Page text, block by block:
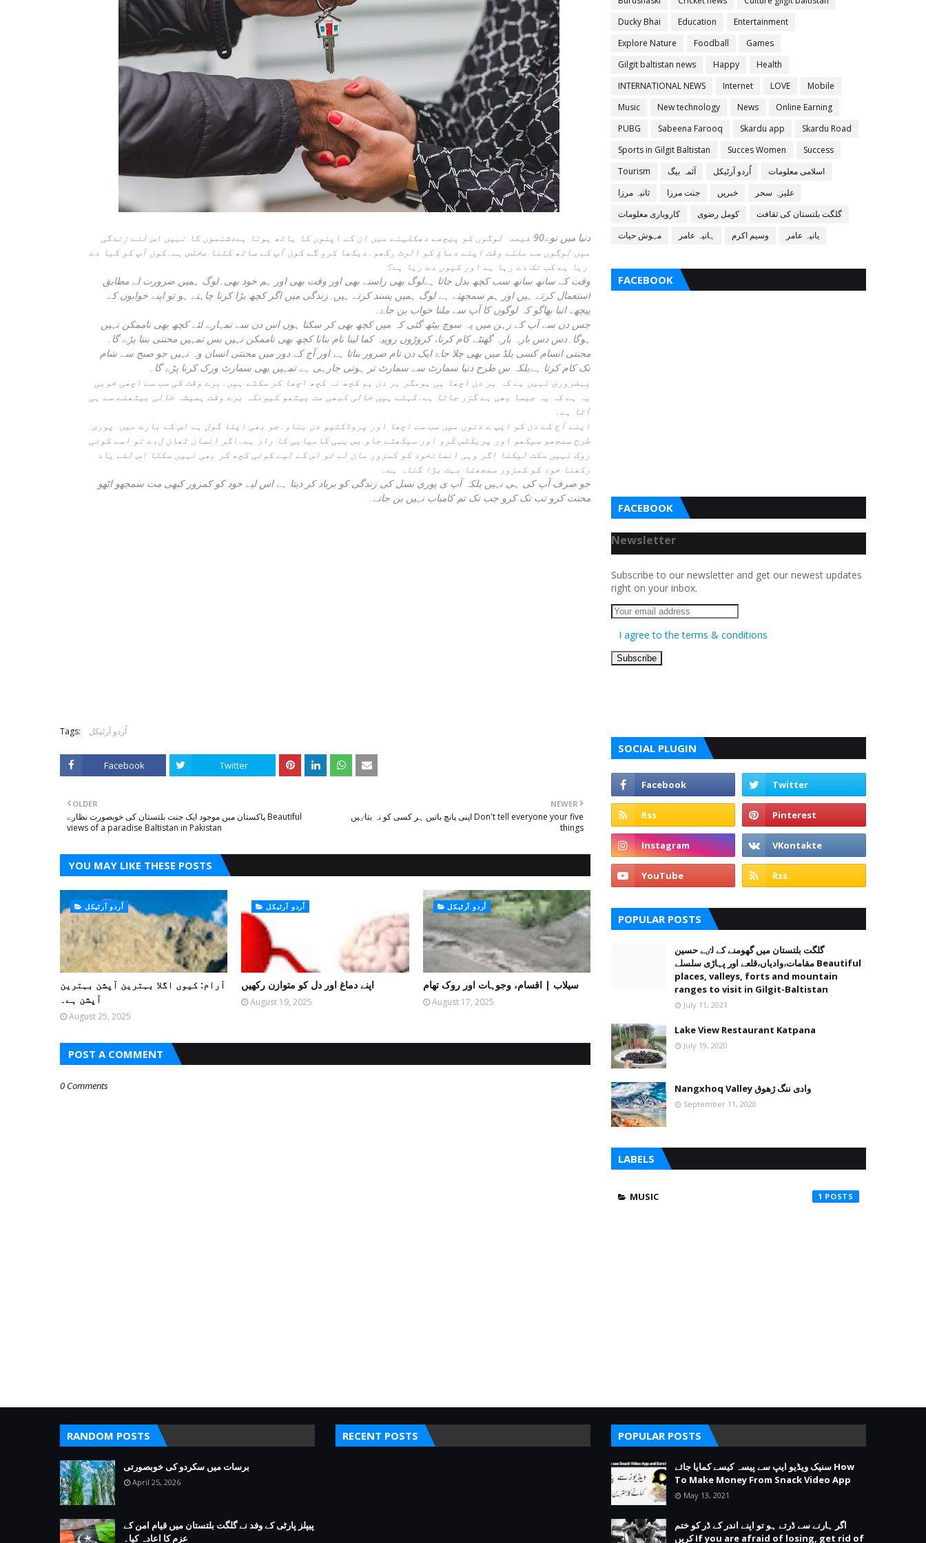
دنیا میں نوے90 فیصد لوگوں کو پیچھے دھکلینے میں ان کے اپنوں کا ہاتھ ہوتا ہےدشنموں کا نہیں اس لئے زندگی
میں لوگوں سے ملتے وقت اپنے دماغ کو الرٹ رکھو۔دیکھا کرو گے کون آپ کے ساتھ کتنا مخلص ہے۔کون آپ کو کیا دے
وقت کے ساتھ ساتھ سب کچھ بدل جاتا ہےلوگ بھی راستے بھی اور وقت بھی اور ہم خود بھی۔لوگ ہمیں ضرورت لے مطابق
استعمال کرتے ہیں اور ہم سمجھتے ہے لوگ ہمیں پسند کرتے ہیں۔زندگی میں اگر کچھ بڑا کرنا چاہتے ہو تو اپنے خوابوں کے
پیچھے اتبا بھاگو کہ لوگوں کا آپ سے ملنا خواب بن جاۓ۔
جس دن سے آپ کے زہن میں یہ سوچ بیٹھ گئی کہ میں کچھ بھی کر سکتا ہوں اس دن سے تمہارے لئے کچھ بھی ناممکن نہیں
ہوگا۔دس دس بارہ بارہ گھنٹے کام کرنا، کروڑوں روپیہ کما لینا نام بنانا کچھ بھی ناممکن نہیں بس تمہیں محنتی بننا پڑے گا۔
محنتی انسام کسی یلڈ میں بھی چلا جاۓ ایک دن نام ضرور بناتا ہے اور آج کے دور میں محنتی انسان وہ نہیں جو صبح سے شام
تک کام کرتا ہےبلکہ س طرح دنیا سمارٹ سے سمارٹ تر ہوتی جارہی ہے تمہیں بھی سمارٹ ورک کرنا پڑے گا۔
یہضروری نہیں ہے کہ ہر دن اچھا ہی ہومگر ہر دن ہم کچھ نہ کچھ اچھا کر سکتے ہیں۔برے وقت کی سب سے اچھی خوبی
یہ ہے کہ یہ جیسا بھی ہے گزر جاتا ہے۔کہتے ہیں خالی کبھی مت بیٹھو کیونکہ برے وقت ہمیشہ خالی بیٹھنے سے ہی
آتا ہے۔
اپنے آج کے دن کو اپپ ے دنوں میں سب سے اچھا اور پروڈکٹیو دن بناو۔جو بھی اپنا گول ہے اس کے بارے میں پوری
طرح سمجھو سیکھو اور پریکٹس کرو اور سیکھتے جاو بس یہی کامیابی کا راز ہے۔اگر انسان ٹھان لءے تو اسے کوئی
روک نہیں سکت لیکنا اگر وہی انسانخود کو کمزور مان لے تو اس کے لیے کوئی کچھ کر بھی نہیں سکتا اس لئے یاد
رکھنا خود کو کمزور سمجھنا بہت بڑا گناہ ہے۔
جو صرف آپ کی ہی نہیں بلکہ آپ ی پوری نسل کی زندگی کو برباد کر دیتا ہے اس لیے خود کو کمزور کبھی مت سمجھو اٹھو
محنت کرو تب تک کرو جب تک تم کامیاب نہیں بن جاتے۔
Tags: اُردو آرٹیکل
Facebook Twitter
NEWER
اپنی پانچ باتیں ہر کسی کو نہ بتاٸیں Don't tell everyone your five
things
OLDER
پاکستان میں موجود ایک جنت بلتستان کی خوبصورت نظارے Beautiful
views of a paradise Baltistan in Pakistan
YOU MAY LIKE THESE POSTS
اُردو آرٹیکل
آرام: کیوں اگلا بہترین آپشن بہترین
آپشن ہے۔
August 25, 2025
اُردو آرٹیکل
اپنے دماغ اور دل کو متوازن رکھیں
August 19, 2025
اُردو آرٹیکل
سیلاب | اقسام، وجوہات اور روک تھام
August 17, 2025
POST A COMMENT
0 Comments
Ducky Bhai
Education
Entertainment
Explore Nature
Foodball
Games
Gilgit baltistan news
Happy
Health
INTERNATIONAL NEWS
Internet LOVE
Mobile
Music
New technology News
Online Earning
PUBG
Sabeena Farooq Skardu app
Skardu Road
Sports in Gilgit Baltistan
Succes Women
Success
Tourism
آئمہ بیگ اُردو آرٹیکل
اسلامی معلومات
ثانیہ مرزا
جنت مرزا خبریں
علیزہ سحر
کاروباری معلومات
کومل رضوی
گلگت بلتستان کی ثقافت
مہوش حیات
ہانیہ عامر وسیم اکرم یانیہ عامر
FACEBOOK
FACEBOOK
Newsletter
Subscribe to our newsletter and get our newest updates
right on your inbox.
I agree to the terms & conditions
SOCIAL PLUGIN
POPULAR POSTS
گلگت بلتستان میں گھومنے کے لٸے حسین
مقامات،وادیاں،قلعے اور پہاڑی سلسلے Beautiful
places, valleys, forts and mountain
ranges to visit in Gilgit-Baltistan
July 11, 2021
Lake View Restaurant Katpana
July 19, 2020
Nangxhoq Valley وادی ننگ ژھوق
September 11, 2020
LABELS
MUSIC 1
RANDOM POSTS
برسات میں سکردو کی خوبصورتی
April 25, 2026
پیپلز پارٹی کے وفد نے گلگت بلتستان میں قیام امن کے
عزم کا اعادہ کیا۔
RECENT POSTS POPULAR POSTS
سنیک ویڈیو ایپ سے پیسہ کیسے کمایا جائے How
To Make Money From Snack Video App
May 13, 2021
اگر ہارنے سے ڈرتے ہو تو اپنے اندر کے ڈر کو ختم
کریں If you are afraid of losing, get rid of